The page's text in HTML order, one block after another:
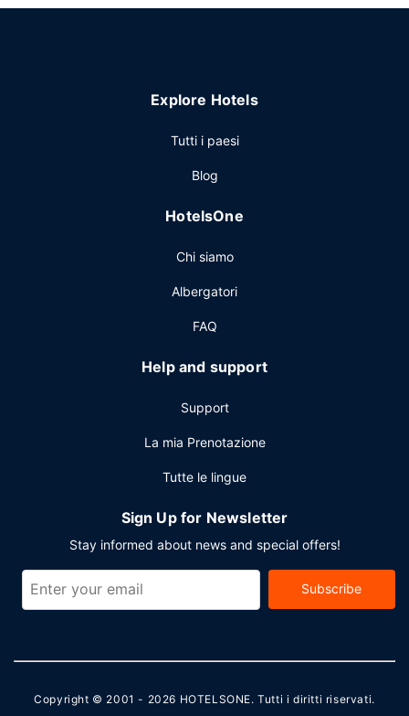
Potrai usufruire di deposito bagagli e un angolo caffè nelle
Explore Hotels
Tutti i paesi
Blog
HotelsOne
Chi siamo
Albergatori
FAQ
Help and support
Support
La mia Prenotazione
Tutte le lingue
Sign Up for Newsletter
Stay informed about news and special offers!
Subscribe
Copyright © 2001 - 2026 HOTELSONE. Tutti i diritti riservati.